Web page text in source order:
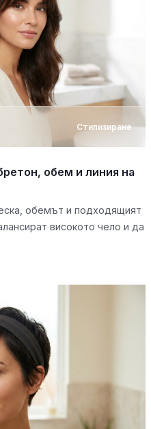
Стилизиране
обем и линия на
обемът и подходящият
високото чело и да